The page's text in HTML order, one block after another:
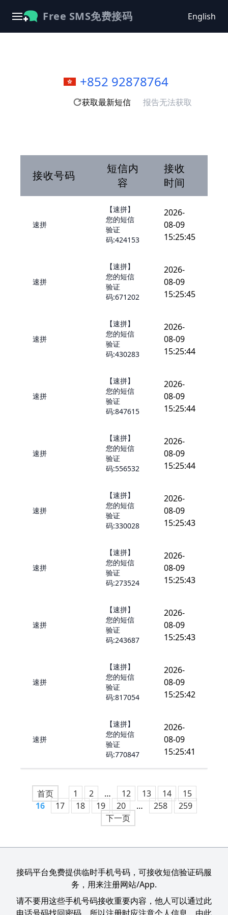
Free SMS免费接码 English
+852 92878764
获取最新短信 报告无法获取
接收号码
短信内
容
接收
时间
速拼
【速拼】
您的短信
验证
码:424153
2026-
08-09
15:25:45
速拼
【速拼】
您的短信
验证
码:671202
2026-
08-09
15:25:45
速拼
【速拼】
您的短信
验证
码:430283
2026-
08-09
15:25:44
速拼
【速拼】
您的短信
验证
码:847615
2026-
08-09
15:25:44
速拼
【速拼】
您的短信
验证
码:556532
2026-
08-09
15:25:44
速拼
【速拼】
您的短信
验证
码:330028
2026-
08-09
15:25:43
速拼
【速拼】
您的短信
验证
码:273524
2026-
08-09
15:25:43
速拼
【速拼】
您的短信
验证
码:243687
2026-
08-09
15:25:43
速拼
【速拼】
您的短信
验证
码:817054
2026-
08-09
15:25:42
速拼
【速拼】
您的短信
验证
码:770847
2026-
08-09
15:25:41
首页 1 2 … 12 13 14
15
16
17 18 19 20 … 258
259
下一页
接码平台免费提供临时手机号码，可接收短信验证码服
务，用来注册网站/App.
请不要用这些手机号码接收重要内容，他人可以通过此
电话号码找回密码，所以注册时应注意个人信息，由此